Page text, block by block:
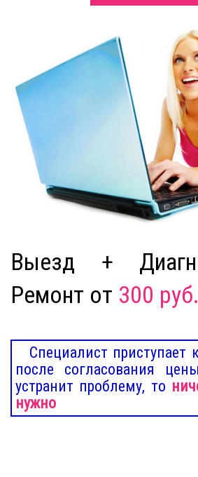
Выезд +
Ремонт от 300 руб.
Специалист приступает
после согласования
устранит проблему, то
нужно